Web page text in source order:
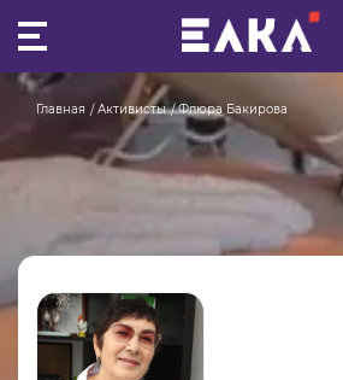
ПУЛЬС
КОНКУРСЫ
ОРГАНИЗАЦИИ
АКТИВИСТЫ
Главная Активисты Флюра Бакирова